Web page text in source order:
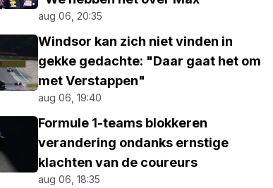
aug 06, 20:35
Windsor kan zich niet vinden in
gekke gedachte: "Daar gaat het om
met Verstappen"
aug 06, 19:40
Formule 1-teams blokkeren
verandering ondanks ernstige
klachten van de coureurs
aug 06, 18:35